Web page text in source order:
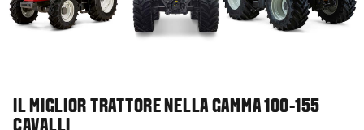
IL MIGLIOR TRATTORE NELLA GAMMA 100-155